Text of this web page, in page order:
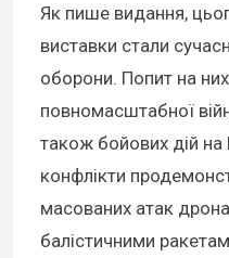
Як пише видання,
виставки стали
оборони. Попит на них
повномасштабної
також бойових дій
конфлікти
масованих атак
балістичними